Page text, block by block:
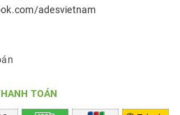
adesvietnam
TOÁN